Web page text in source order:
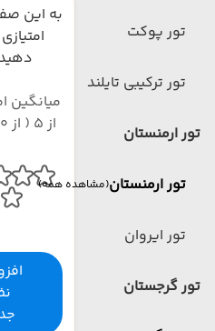
تور پوکت
تور ترکیبی تایلند
تور ارمنستان
تور ارمنستان(مشاهده همه)
تور ایروان
تور گرجستان
به این
از 5 ( از 0 رای )